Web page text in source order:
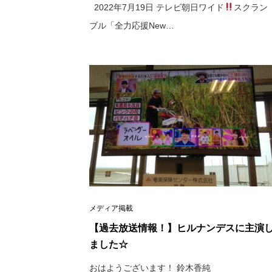
2022年7月19日 テレビ朝日ワイド
スクラン
ブル「全力応援New…
メディア掲載
【過去放送情報！】ヒルナンデスに主演
ました☆
おはようございます！ 鈴木香純